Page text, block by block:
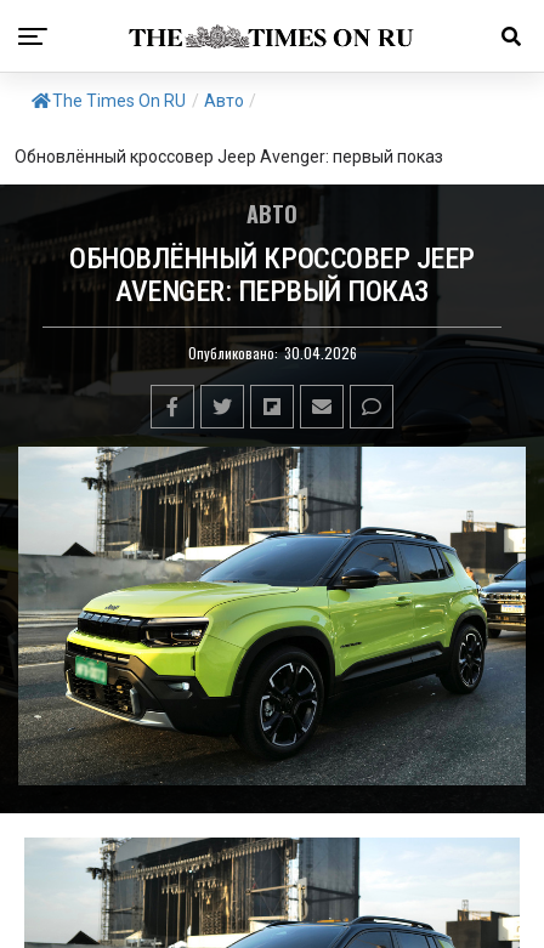
The Times On RU / Авто /
Обновлённый кроссовер Jeep Avenger: первый показ
АВТО
ОБНОВЛЁННЫЙ КРОССОВЕР JEEP
AVENGER: ПЕРВЫЙ ПОКАЗ
Опубликовано: 30.04.2026